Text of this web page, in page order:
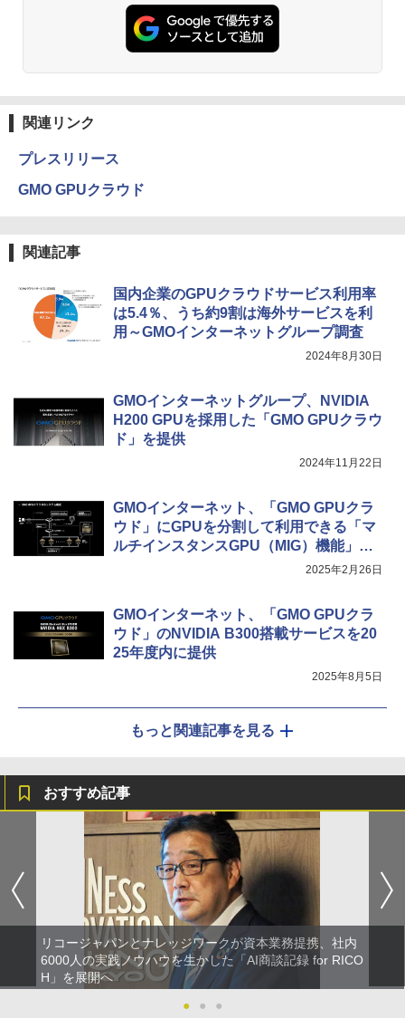
関連リンク
プレスリリース
GMO GPUクラウド
関連記事
国内企業のGPUクラウドサービス利用率
は5.4％、うち約9割は海外サービスを利
用～GMOインターネットグループ調査
2024年8月30日
GMOインターネットグループ、NVIDIA
H200 GPUを採用した「GMO GPUクラウ
ド」を提供
2024年11月22日
GMOインターネット、「GMO GPUクラ
ウド」にGPUを分割して利用できる「マ
ルチインスタンスGPU（MIG）機能」を
2025年2月26日
GMOインターネット、「GMO GPUクラ
ウド」のNVIDIA B300搭載サービスを20
25年度内に提供
2025年8月5日
もっと関連記事を見る
おすすめ記事
リコージャパンとナレッジワークが資本業務提携、社内
6000人の実践ノウハウを生かした「AI商談記録 for RICO
H」を展開へ
●
● ●